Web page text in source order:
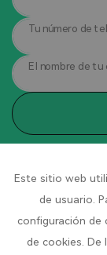
Tu número de
El nombre de tu
Contáctenos
Sede de la
Industrial
Prefectural
Este sitio web
de usuario.
configuración de
de cookies. De